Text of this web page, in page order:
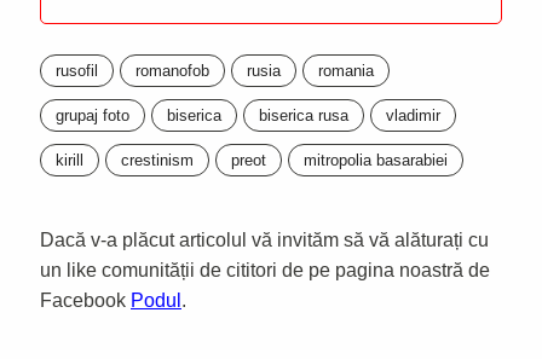
rusofil romanofob rusia romania
grupaj foto biserica biserica rusa vladimir
kirill crestinism preot mitropolia basarabiei
Dacă v-a plăcut articolul vă invităm să vă alăturați cu
un like comunității de cititori de pe pagina noastră de
Facebook Podul .